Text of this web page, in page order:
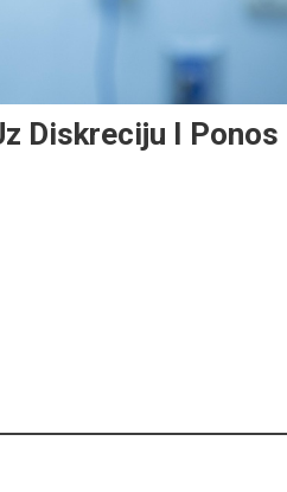
Diskreciju I Ponos